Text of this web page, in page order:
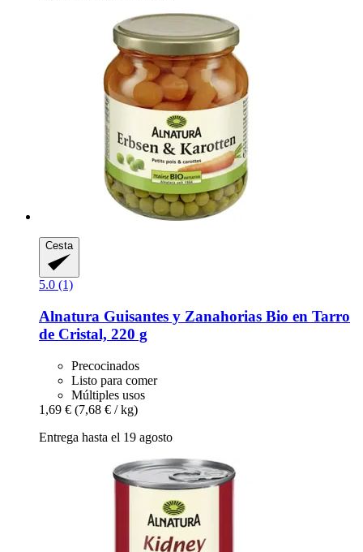
Cesta
5.0 (1)
Alnatura Guisantes y Zanahorias Bio en Tarro
de Cristal, 220 g
Precocinados
Listo para comer
Múltiples usos
1,69 € (7,68 € / kg)
Entrega hasta el 19 agosto